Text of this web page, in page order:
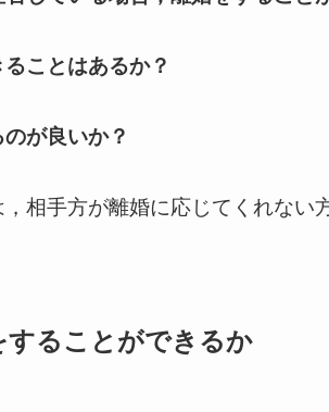
ことはあるか？
が良いか？
相手方が離婚に応じてくれない
することができるか